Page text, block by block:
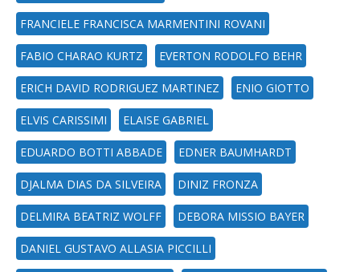
FRANCIELE FRANCISCA MARMENTINI ROVANI
FABIO CHARAO KURTZ EVERTON RODOLFO BEHR
ERICH DAVID RODRIGUEZ MARTINEZ ENIO GIOTTO
ELVIS CARISSIMI ELAISE GABRIEL
EDUARDO BOTTI ABBADE EDNER BAUMHARDT
DJALMA DIAS DA SILVEIRA DINIZ FRONZA
DELMIRA BEATRIZ WOLFF DEBORA MISSIO BAYER
DANIEL GUSTAVO ALLASIA PICCILLI